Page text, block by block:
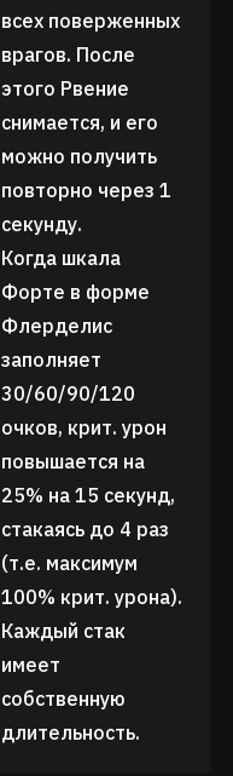
всех поверженных
врагов. После
этого Рвение
снимается, и его
можно получить
повторно через 1
секунду.
Когда шкала
Форте в форме
Флерделис
заполняет
30/60/90/120
очков, крит. урон
повышается на
25% на 15 секунд,
стакаясь до 4 раз
(т.е. максимум
100% крит. урона).
Каждый стак
имеет
собственную
длительность.